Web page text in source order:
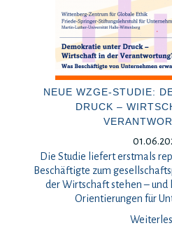
NEUE WZGE-STUDIE:
DRUCK –
Die Studie liefert erstmals
Beschäftigte zum
der Wirtschaft stehen –
Orientierungen für